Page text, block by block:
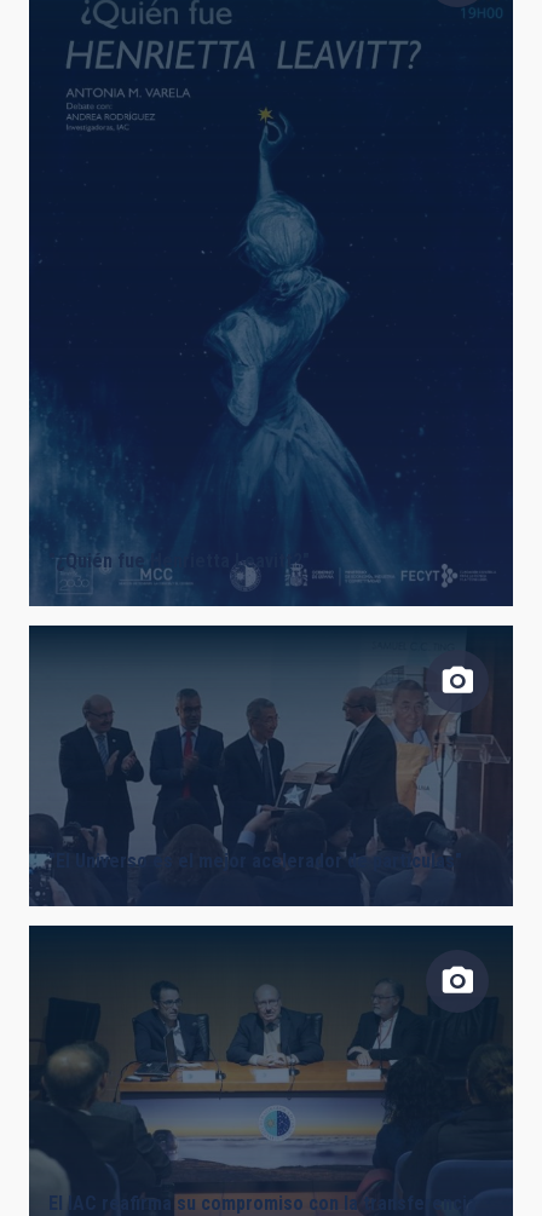
"¿Quién fue Henrietta Leavitt?"
"El Universo es el mejor acelerador de partículas"
El IAC reafirma su compromiso con la transferencia